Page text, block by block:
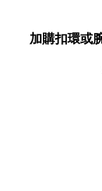
加購扣環或